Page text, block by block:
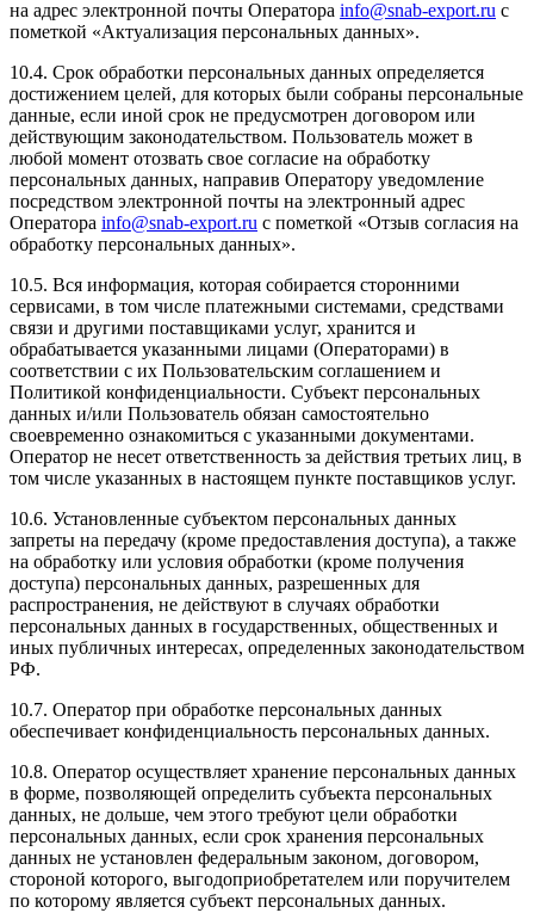
на адрес электронной почты Оператора info@snab-export.ru с
пометкой «Актуализация персональных данных».
10.4. Срок обработки персональных данных определяется
достижением целей, для которых были собраны персональные
данные, если иной срок не предусмотрен договором или
действующим законодательством. Пользователь может в
любой момент отозвать свое согласие на обработку
персональных данных, направив Оператору уведомление
посредством электронной почты на электронный адрес
Оператора info@snab-export.ru с пометкой «Отзыв согласия на
обработку персональных данных».
10.5. Вся информация, которая собирается сторонними
сервисами, в том числе платежными системами, средствами
связи и другими поставщиками услуг, хранится и
обрабатывается указанными лицами (Операторами) в
соответствии с их Пользовательским соглашением и
Политикой конфиденциальности. Субъект персональных
данных и/или Пользователь обязан самостоятельно
своевременно ознакомиться с указанными документами.
Оператор не несет ответственность за действия третьих лиц, в
том числе указанных в настоящем пункте поставщиков услуг.
10.6. Установленные субъектом персональных данных
запреты на передачу (кроме предоставления доступа), а также
на обработку или условия обработки (кроме получения
доступа) персональных данных, разрешенных для
распространения, не действуют в случаях обработки
персональных данных в государственных, общественных и
иных публичных интересах, определенных законодательством
РФ.
10.7. Оператор при обработке персональных данных
обеспечивает конфиденциальность персональных данных.
10.8. Оператор осуществляет хранение персональных данных
в форме, позволяющей определить субъекта персональных
данных, не дольше, чем этого требуют цели обработки
персональных данных, если срок хранения персональных
данных не установлен федеральным законом, договором,
стороной которого, выгодоприобретателем или поручителем
по которому является субъект персональных данных.